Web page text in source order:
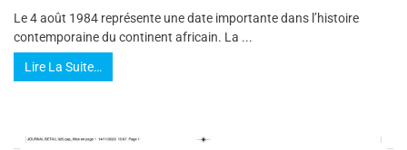
Le 4 août 1984 représente une date importante dans l’histoire
contemporaine du continent africain. La ...
Lire La Suite…